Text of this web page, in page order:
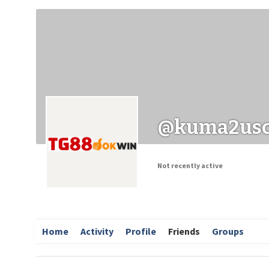
Заходи
Not recently active
Home Activity Profile Friends Groups